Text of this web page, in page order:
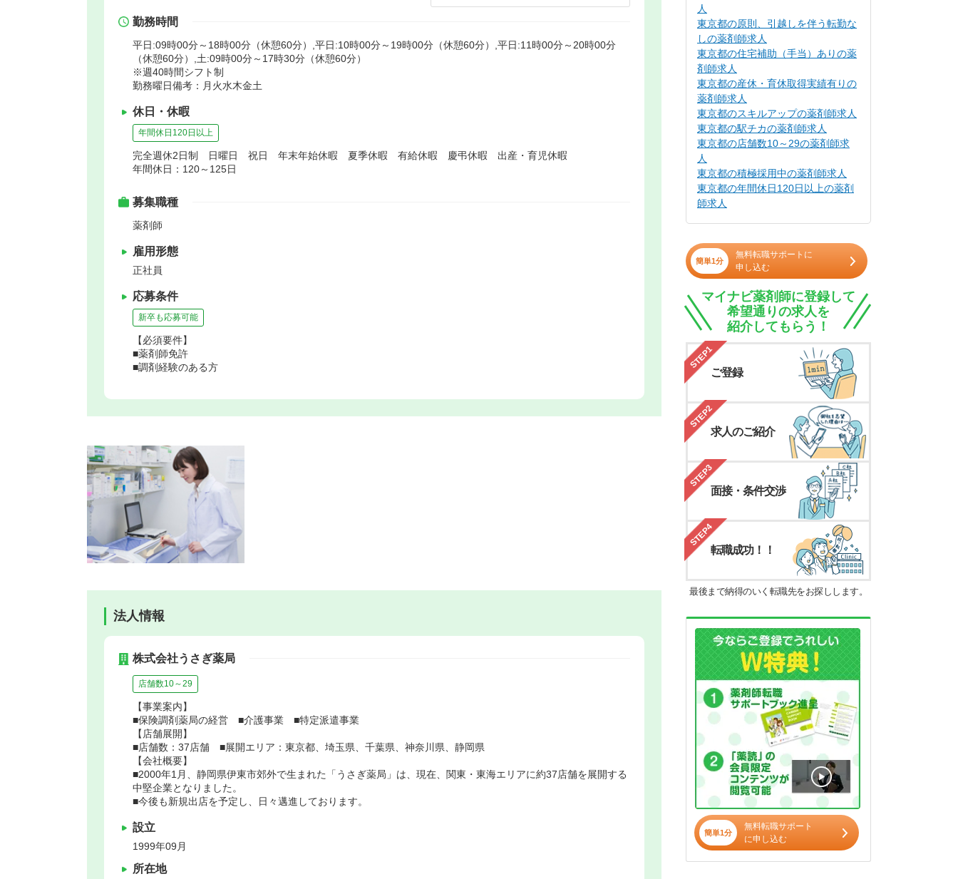
勤務時間
平日:09時00分～18時00分（休憩60分）,平日:10時00分～19時00分（休憩60分）,平日:11時00分～20時00分
（休憩60分）,土:09時00分～17時30分（休憩60分）
※週40時間シフト制
勤務曜日備考：月火水木金土
休日・休暇
年間休日120日以上
完全週休2日制 日曜日 祝日 年末年始休暇 夏季休暇 有給休暇 慶弔休暇 出産・育児休暇
年間休日：120～125日
募集職種
薬剤師
雇用形態
正社員
応募条件
新卒も応募可能
【必須要件】
■薬剤師免許
■調剤経験のある方
法人情報
株式会社うさぎ薬局
店舗数10～29
【事業案内】
■保険調剤薬局の経営 ■介護事業 ■特定派遣事業
【店舗展開】
■店舗数：37店舗 ■展開エリア：東京都、埼玉県、千葉県、神奈川県、静岡県
【会社概要】
■2000年1月、静岡県伊東市郊外で生まれた「うさぎ薬局」は、現在、関東・東海エリアに約37店舗を展開する
中堅企業となりました。
■今後も新規出店を予定し、日々邁進しております。
設立
1999年09月
所在地
人
東京都の原則、引越しを伴う転勤な
しの薬剤師求人
東京都の住宅補助（手当）ありの薬
剤師求人
東京都の産休・育休取得実績有りの
薬剤師求人
東京都のスキルアップの薬剤師求人
東京都の駅チカの薬剤師求人
東京都の店舗数10～29の薬剤師求
人
東京都の積極採用中の薬剤師求人
東京都の年間休日120日以上の薬剤
師求人
簡単1分
無料転職サポートに
申し込む
マイナビ薬剤師に登録して
希望通りの求人を
紹介してもらう！
STEP1
ご登録
STEP2
求人のご紹介
STEP3
面接・条件交渉
STEP4
転職成功！！
最後まで納得のいく転職先をお探しします。
簡単1分
無料転職サポート
に申し込む